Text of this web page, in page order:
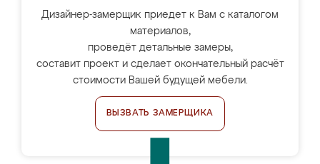
Дизайнер-замерщик приедет к Вам с каталогом
материалов,
проведёт детальные замеры,
составит проект и сделает окончательный расчёт
стоимости Вашей будущей мебели.
ВЫЗВАТЬ ЗАМЕРЩИКА